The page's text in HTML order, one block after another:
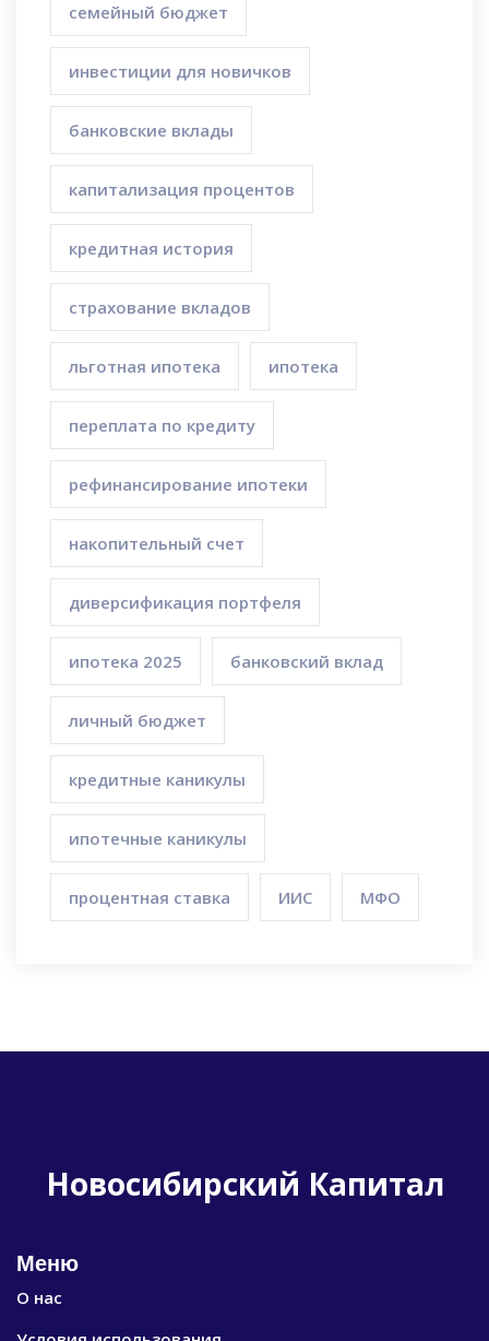
семейный бюджет
инвестиции для новичков
банковские вклады
капитализация процентов
кредитная история
страхование вкладов
льготная ипотека ипотека
переплата по кредиту
рефинансирование ипотеки
накопительный счет
диверсификация портфеля
ипотека 2025 банковский вклад
личный бюджет
кредитные каникулы
ипотечные каникулы
процентная ставка ИИС МФО
Новосибирский Капитал
Меню
О нас